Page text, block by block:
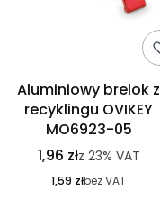
Aluminiowy brelok z
recyklingu OVIKEY
MO6923-05
1,96 złz 23% VAT
1,59 złbez VAT